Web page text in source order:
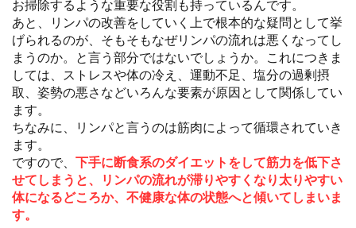
お掃除するような重要な役割も持っているんです。
あと、リンパの改善をしていく上で根本的な疑問として挙
げられるのが、そもそもなぜリンパの流れは悪くなってし
まうのか。と言う部分ではないでしょうか。これにつきま
しては、ストレスや体の冷え、運動不足、塩分の過剰摂
取、姿勢の悪さなどいろんな要素が原因として関係してい
ます。
ちなみに、リンパと言うのは筋肉によって循環されていき
ます。
ですので、 下手に断食系のダイエットをして筋力を低下さ
せてしまうと、リンパの流れが滞りやすくなり太りやすい
体になるどころか、不健康な体の状態へと傾いてしまいま
す。